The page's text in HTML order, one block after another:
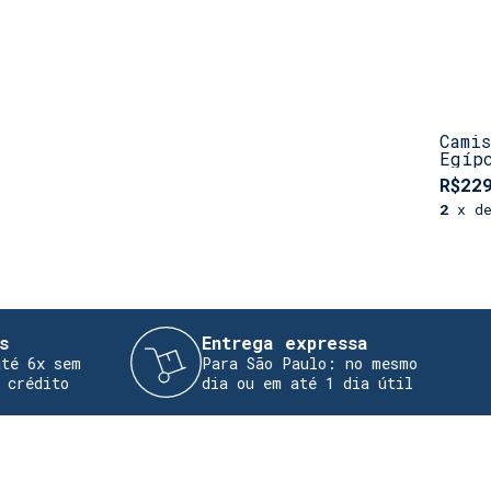
2 x
Entrega expressa
Para São Paulo: no mesmo
dia ou em até 1 dia útil